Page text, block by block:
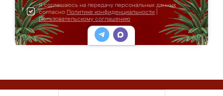
Я соглашаюсь на передачу персональных данных
согласно Политике конфиденциальности
Пользовательскому соглашению